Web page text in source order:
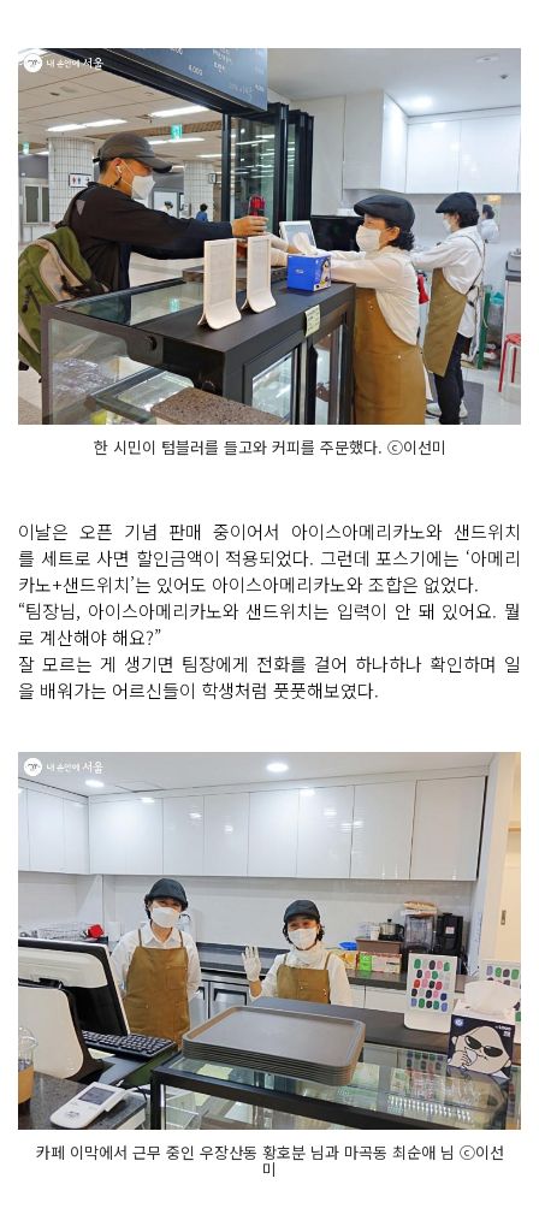
한 시민이 텀블러를 들고와 커피를 주문했다. ⓒ이선미
이날은 오픈 기념 판매 중이어서 아이스아메리카노와 샌드위치
를 세트로 사면 할인금액이 적용되었다. 그런데 포스기에는 ‘아메리
카노+샌드위치’는 있어도 아이스아메리카노와 조합은 없었다.
“팀장님, 아이스아메리카노와 샌드위치는 입력이 안 돼 있어요. 뭘
로 계산해야 해요?”
잘 모르는 게 생기면 팀장에게 전화를 걸어 하나하나 확인하며 일
을 배워가는 어르신들이 학생처럼 풋풋해보였다.
카페 이막에서 근무 중인 우장산동 황호분 님과 마곡동 최순애 님 ⓒ이선
미